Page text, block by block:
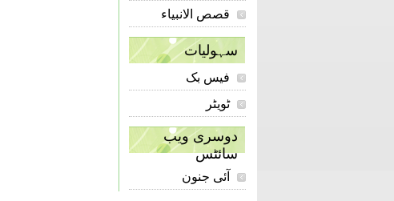
قصص الانبیاء
سہولیات
فیس بک
ٹویٹر
دوسری ویب
سائٹس
آئی جنون